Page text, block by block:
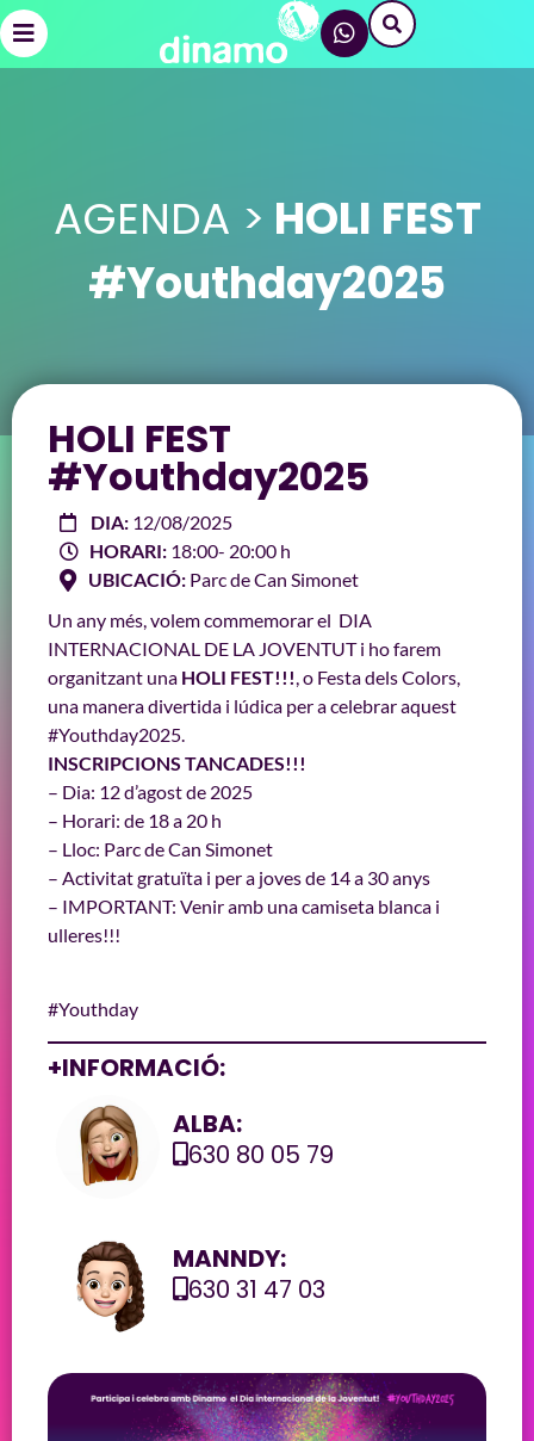
AGENDA > HOLI FEST
#Youthday2025
HOLI FEST
#Youthday2025
DIA: 12/08/2025
HORARI: 18:00- 20:00 h
UBICACIÓ: Parc de Can Simonet
Un any més, volem commemorar el DIA
INTERNACIONAL DE LA JOVENTUT i ho farem
organitzant una HOLI FEST!!!, o Festa dels Colors,
una manera divertida i lúdica per a celebrar aquest
#Youthday2025.
INSCRIPCIONS TANCADES!!!
– Dia: 12 d’agost de 2025
– Horari: de 18 a 20 h
– Lloc: Parc de Can Simonet
– Activitat gratuïta i per a joves de 14 a 30 anys
– IMPORTANT: Venir amb una camiseta blanca i
ulleres!!!
#Youthday
+INFORMACIÓ:
ALBA:
630 80 05 79
MANNDY:
630 31 47 03